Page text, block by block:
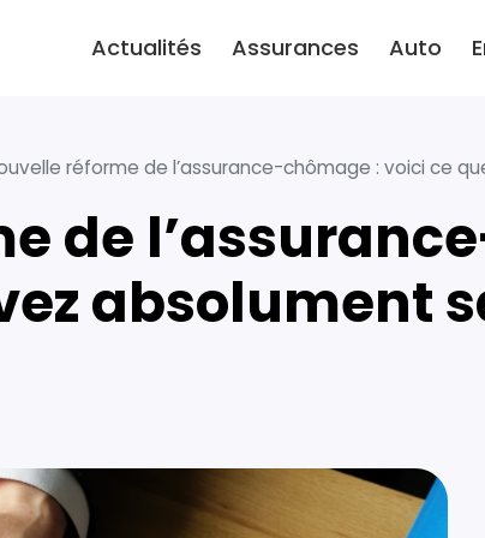
Actualités Assurances Auto
réforme de l’assurance-chômage : voici ce
absolument